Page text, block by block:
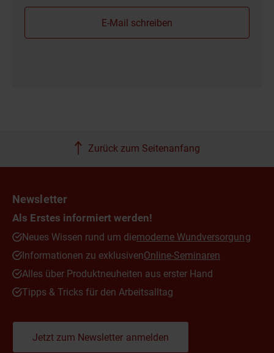
E-Mail schreiben
Zurück zum Seitenanfang
Newsletter
Als Erstes informiert werden!
Neues Wissen rund um diemoderne Wundversorgung
Informationen zu exklusivenOnline-Seminaren
Alles über Produktneuheiten aus erster Hand
Tipps & Tricks für den Arbeitsalltag
Jetzt zum Newsletter anmelden